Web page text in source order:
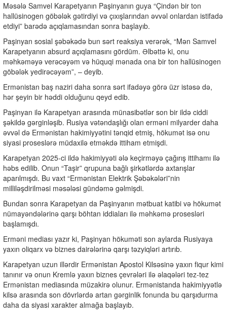
Məsələ Samvel Karapetyanın Paşinyanın guya “Çindən bir ton
hallüsinogen göbələk gətirdiyi və çıxışlarından əvvəl onlardan istifadə
etdiyi” barədə açıqlamasından sonra başlayıb.
Paşinyan sosial şəbəkədə bun sərt reaksiya verərək, “Mən Samvel
Karapetyanın absurd açıqlamasını gördüm. Əlbəttə ki, onu
məhkəməyə verəcəyəm və hüquqi mənada ona bir ton hallüsinogen
göbələk yedirəcəyəm”, – deyib.
Ermənistan baş naziri daha sonra sərt ifadəyə görə üzr istəsə də,
hər şeyin bir həddi olduğunu qeyd edib.
Paşinyan ilə Karapetyan arasında münasibətlər son bir ildə ciddi
şəkildə gərginləşib. Rusiya vətəndaşlığı olan erməni milyarder daha
əvvəl də Ermənistan hakimiyyətini tənqid etmiş, hökumət isə onu
siyasi proseslərə müdaxilə etməkdə ittiham etmişdi.
Karapetyan 2025-ci ildə hakimiyyəti ələ keçirməyə çağırış ittihamı ilə
həbs edilib. Onun “Taşir” qrupuna bağlı şirkətlərdə axtarışlar
aparılmışdı. Bu vaxt “Ermənistan Elektrik Şəbəkələri”nin
milliləşdirilməsi məsələsi gündəmə gəlmişdi.
Bundan sonra Karapetyan da Paşinyanın mətbuat katibi və hökumət
nümayəndələrinə qarşı böhtan iddiaları ilə məhkəmə prosesləri
başlamışdı.
Erməni mediası yazır ki, Paşinyan hökuməti son aylarda Rusiyaya
yaxın oliqarx və biznes dairələrinə qarşı təzyiqləri artırıb.
Karapetyan uzun illərdir Ermənistan Apostol Kilsəsinə yaxın fiqur kimi
tanınır və onun Kremlə yaxın biznes çevrələri ilə əlaqələri tez-tez
Ermənistan mediasında müzakirə olunur. Ermənistanda hakimiyyətlə
kilsə arasında son dövrlərdə artan gərginlik fonunda bu qarşıdurma
daha da siyasi xarakter almağa başlayıb.